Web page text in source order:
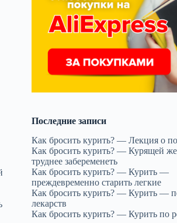
Последние записи
Как бросить курить? — Лекция о
Как бросить курить? — Курящей
труднее забеременеть
Как бросить курить? — Курить —
преждевременно старить легкие
Как бросить курить? — Курить —
лекарств
Как бросить курить? — Курить по